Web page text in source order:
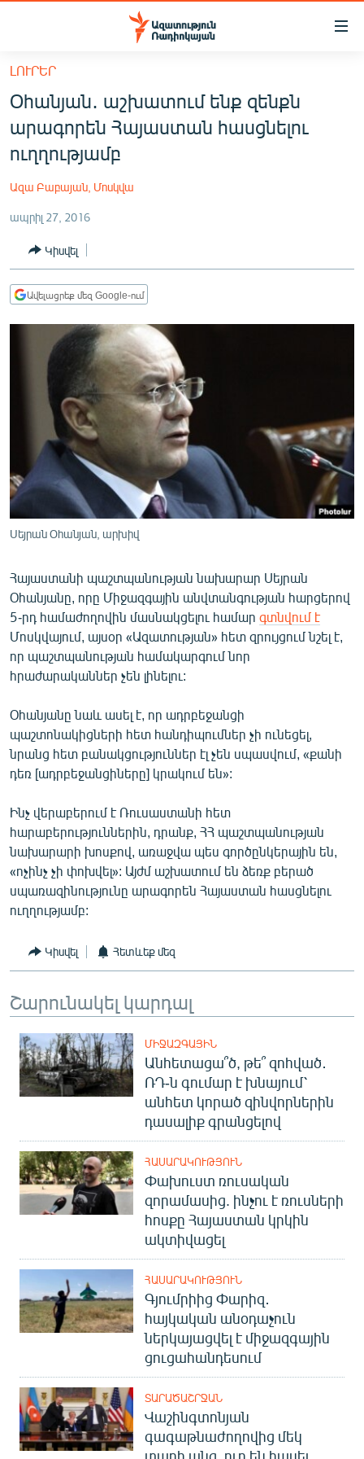
Մատչելիության
հիմնական
բովանդակությանը
հիմնական
մենյուին
ՀԱՅԱՍՏԱՆ
ՔԱՂԱՔԱԿԱՆ
ՏՆՏԵՍՈՒԹՅՈՒՆ
ՂԱՐԱԲԱՂ
ՏԱՐԱԾԱՇՐՋԱՆ
ՄԻՋԱԶԳԱՅԻՆ
ՄՇԱԿՈՒՅԹ
ՍՊՈՐՏ
ՄԵԿՆԱԲԱՆՈՒԹՅՈՒՆ
ՏՏ ԵՒ ԻՆՏԵՐՆԵՏ
ՏԵՍԱՆՅՈՒԹԵՐ
ԲԱՆԱՎԵՃ
ՁԳՏԵԼՈՎ ԼԱՎԱԳՈՒՅՆԻՆ
ՓՈԴՔԱՍԹ
Հայերեն
English
Русский
ՀԵՏԵՎԵՔ ՄԵԶ
ԼՈՒՐԵՐ
Օհանյան․ աշխատում ենք զենքն
արագորեն Հայաստան հասցնելու
ուղղությամբ
Ազա Բաբայան, Մոսկվա
ապրիլ 27, 2016
Կիսվել
Ավելացրեք մեզ Google-ում
Սեյրան Օհանյան, արխիվ
Հայաստանի պաշտպանության նախարար Սեյրան
Օհանյանը, որը Միջազգային անվտանգության հարցերով
5-րդ համաժողովին մասնակցելու համար գտնվում է
Մոսկվայում, այսօր «Ազատության» հետ զրույցում նշել է,
որ պաշտպանության համակարգում նոր
հրաժարականներ չեն լինելու:
Օհանյանը նաև ասել է, որ ադրբեջանցի
պաշտոնակիցների հետ հանդիպումներ չի ունեցել,
նրանց հետ բանակցություններ էլ չեն սպասվում, «քանի
դեռ [ադրբեջանցիները] կրակում են»:
Ինչ վերաբերում է Ռուսաստանի հետ
հարաբերություններին, դրանք, ՀՀ պաշտպանության
նախարարի խոսքով, առաջվա պես գործընկերային են,
«ոչինչ չի փոխվել»: Այժմ աշխատում են ձեռք բերած
սպառազինությունը արագորեն Հայաստան հասցնելու
ուղղությամբ:
Կիսվել Հետևեք մեզ
Շարունակել կարդալ
ՄԻՋԱԶԳԱՅԻՆ
Անհետացա՞ծ, թե՞ զոհված․
ՌԴ-ն գումար է խնայում՝
անհետ կորած զինվորներին
դասալիք գրանցելով
ՀԱՍԱՐԱԿՈՒԹՅՈՒՆ
Փախուստ ռուսական
զորամասից. ինչու է ռուսների
հոսքը Հայաստան կրկին
ակտիվացել
ՀԱՍԱՐԱԿՈՒԹՅՈՒՆ
Գյումրիից Փարիզ․
հայկական անօդաչուն
ներկայացվել է միջազգային
ցուցահանդեսում
ՏԱՐԱԾԱՇՐՋԱՆ
Վաշինգտոնյան
գագաթնաժողովից մեկ
տարի անց. ուր են հասել